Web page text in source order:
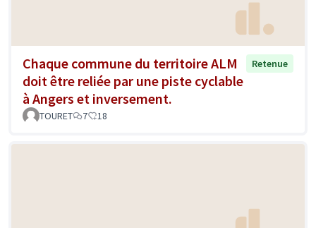
Chaque commune du territoire ALM
doit être reliée par une piste cyclable
à Angers et inversement.
Retenue
TOURET 7 18